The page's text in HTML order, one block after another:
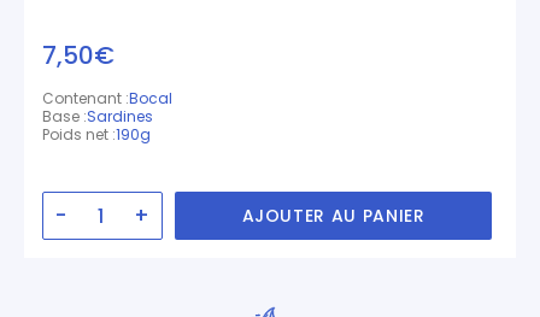
7,50€
Contenant :Bocal
Base :Sardines
Poids net :190g
- + AJOUTER AU PANIER